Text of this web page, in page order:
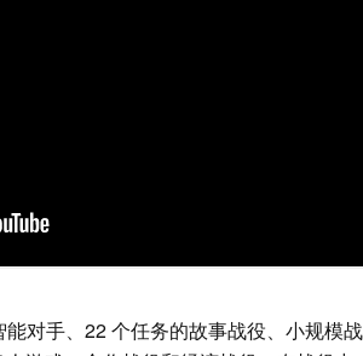
对手、22 个任务的故事战役、小规模